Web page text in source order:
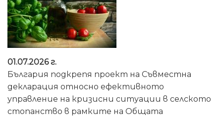
01.07.2026 г.
България подкрепя проект на Съвместна
декларация относно ефективното
управление на кризисни ситуации в селското
стопанство в рамките на Общата